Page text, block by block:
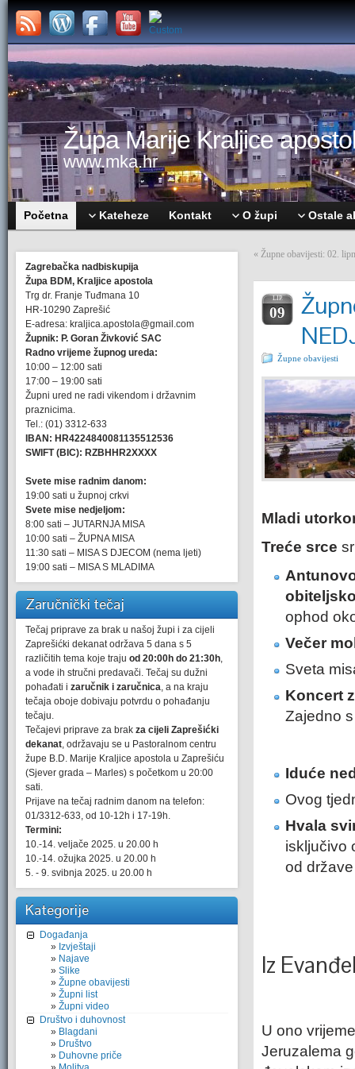
Župa Marije Kraljice
www.mka.hr
Početna Kateheze Kontakt O župi Ostale
Zagrebačka nadbiskupija
Župa BDM, Kraljice apostola
Trg dr. Franje Tuđmana 10
HR-10290 Zaprešić
E-adresa: kraljica.apostola@gmail.com
Župnik: P. Goran Živković SAC
Radno vrijeme župnog ureda:
10:00 – 12:00 sati
17:00 – 19:00 sati
Župni ured ne radi vikendom i državnim
praznicima.
Tel.: (01) 3312-633
IBAN: HR4224840081135512536
SWIFT (BIC): RZBHHR2XXXX
Svete mise radnim danom:
19:00 sati u župnoj crkvi
Svete mise nedjeljom:
8:00 sati – JUTARNJA MISA
10:00 sati – ŽUPNA MISA
11:30 sati – MISA S DJECOM (nema ljeti)
19:00 sati – MISA S MLADIMA
Zaručnički tečaj
Tečaj priprave za brak u našoj župi i za cijeli
Zaprešićki dekanat održava 5 dana s 5
različitih tema koje traju od 20:00h do 21:30h,
a vode ih stručni predavači. Tečaj su dužni
pohađati i zaručnik i zaručnica, a na kraju
tečaja oboje dobivaju potvrdu o pohađanju
tečaju.
Tečajevi priprave za brak za cijeli Zaprešićki
dekanat, održavaju se u Pastoralnom centru
župe B.D. Marije Kraljice apostola u Zaprešiću
(Sjever grada – Marles) s početkom u 20:00
sati.
Prijave na tečaj radnim danom na telefon:
01/3312-633, od 10-12h i 17-19h.
Termini:
10.-14. veljače 2025. u 20.00 h
10.-14. ožujka 2025. u 20.00 h
5. - 9. svibnja 2025. u 20.00 h
Kategorije
Događanja
Izvještaji
Najave
Slike
Župne obavijesti
Župni list
Župni video
Društvo i duhovnost
Blagdani
Društvo
Duhovne priče
« Župne obavijesti: 02.
LIP.
09
Župne obavijesti
Mladi
Treće srce
ophod
Večer
Sveta
Koncert
Zajedno
Iduće
Ovog
Hvala
isključivo
od
Iz
U ono
Jeruzalema